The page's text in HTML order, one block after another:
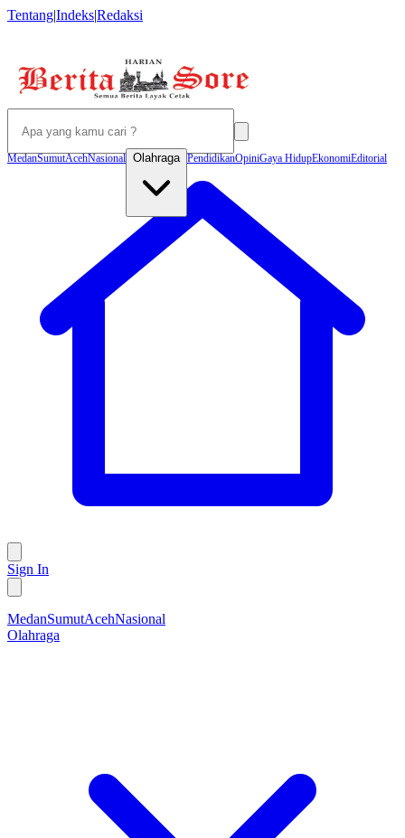
Tentang|Indeks|Redaksi
MedanSumutAcehNasional Olahraga PendidikanOpiniGaya HidupEkonomiEditorial
Sign In
MedanSumutAcehNasional
Olahraga